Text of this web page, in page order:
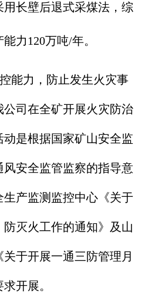
用长壁后退式采煤法，综
力120万吨/年。
能力，防止发生火灾事
司在全矿开展火灾防治
是根据国家矿山安全监
安全监管监察的指导意
生产监测监控中心《关于
灭火工作的通知》及山
于开展一通三防管理月
开展。